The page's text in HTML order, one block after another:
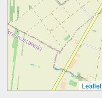
Leaflet